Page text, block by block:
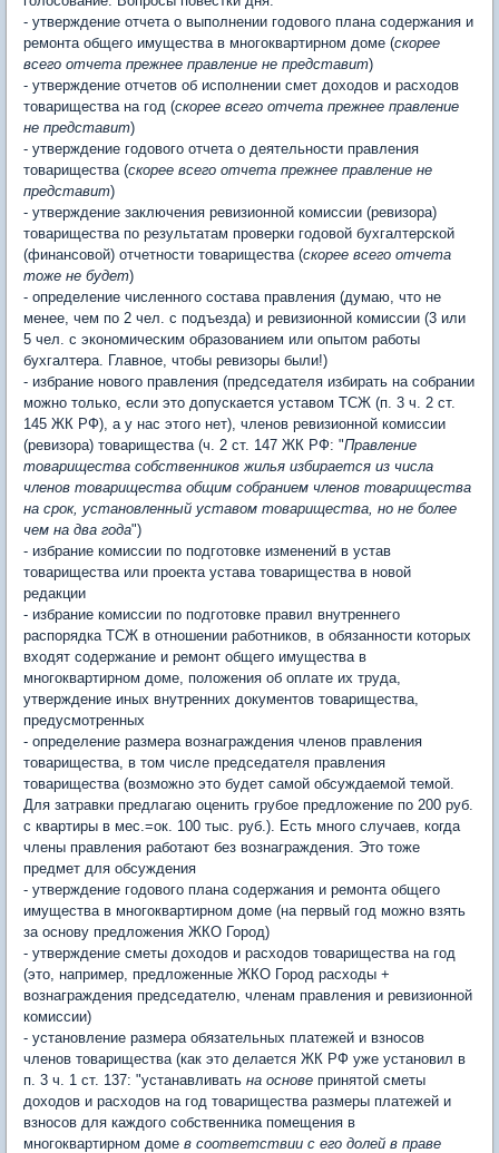
- утверждение отчета о выполнении годового плана содержания и
ремонта общего имущества в многоквартирном доме (скорее
всего отчета прежнее правление не представит)
- утверждение отчетов об исполнении смет доходов и расходов
товарищества на год (скорее всего отчета прежнее правление
не представит)
- утверждение годового отчета о деятельности правления
товарищества (скорее всего отчета прежнее правление не
представит)
- утверждение заключения ревизионной комиссии (ревизора)
товарищества по результатам проверки годовой бухгалтерской
(финансовой) отчетности товарищества (скорее всего отчета
тоже не будет)
- определение численного состава правления (думаю, что не
менее, чем по 2 чел. с подъезда) и ревизионной комиссии (3 или
5 чел. с экономическим образованием или опытом работы
бухгалтера. Главное, чтобы ревизоры были!)
- избрание нового правления (председателя избирать на собрании
можно только, если это допускается уставом ТСЖ (п. 3 ч. 2 ст.
145 ЖК РФ), а у нас этого нет), членов ревизионной комиссии
(ревизора) товарищества (ч. 2 ст. 147 ЖК РФ: "Правление
товарищества собственников жилья избирается из числа
членов товарищества общим собранием членов товарищества
на срок, установленный уставом товарищества, но не более
чем на два года")
- избрание комиссии по подготовке изменений в устав
товарищества или проекта устава товарищества в новой
редакции
- избрание комиссии по подготовке правил внутреннего
распорядка ТСЖ в отношении работников, в обязанности которых
входят содержание и ремонт общего имущества в
многоквартирном доме, положения об оплате их труда,
утверждение иных внутренних документов товарищества,
предусмотренных
- определение размера вознаграждения членов правления
товарищества, в том числе председателя правления
товарищества (возможно это будет самой обсуждаемой темой.
Для затравки предлагаю оценить грубое предложение по 200 руб.
с квартиры в мес.=ок. 100 тыс. руб.). Есть много случаев, когда
члены правления работают без вознаграждения. Это тоже
предмет для обсуждения
- утверждение годового плана содержания и ремонта общего
имущества в многоквартирном доме (на первый год можно взять
за основу предложения ЖКО Город)
- утверждение сметы доходов и расходов товарищества на год
(это, например, предложенные ЖКО Город расходы +
вознаграждения председателю, членам правления и ревизионной
комиссии)
- установление размера обязательных платежей и взносов
членов товарищества (как это делается ЖК РФ уже установил в
п. 3 ч. 1 ст. 137: "устанавливать на основе принятой сметы
доходов и расходов на год товарищества размеры платежей и
взносов для каждого собственника помещения в
многоквартирном доме в соответствии с его долей в праве